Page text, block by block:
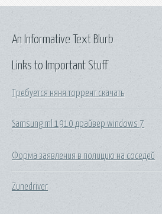
Links to Important Stuff
Требуется няня торрент скачать
Samsung ml 1910 драйвер windows 7
Форма заявления в полицию на соседей
Zunedriver
An Informative Text Blurb